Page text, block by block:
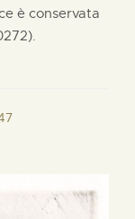
è conservata